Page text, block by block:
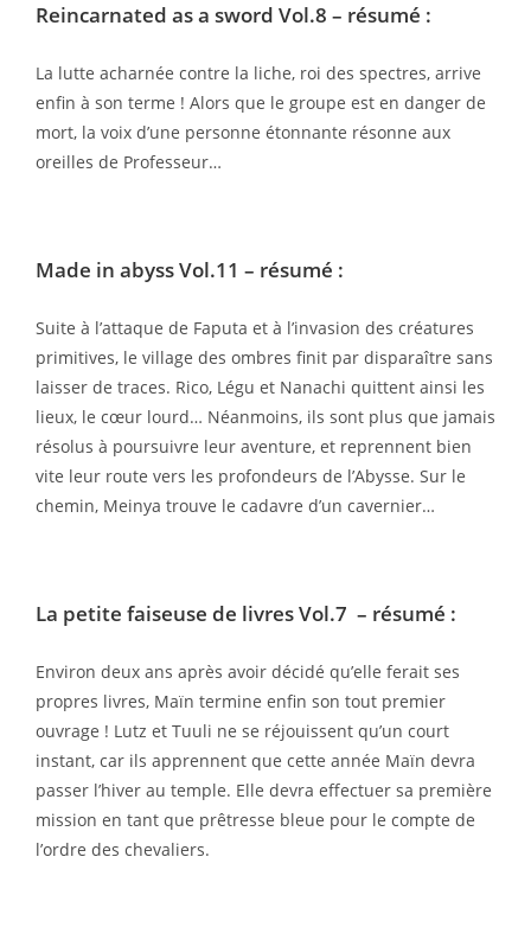
Reincarnated as a sword Vol.8 – résumé :
La lutte acharnée contre la liche, roi des spectres, arrive
enfin à son terme ! Alors que le groupe est en danger de
mort, la voix d’une personne étonnante résonne aux
oreilles de Professeur…
Made in abyss Vol.11 – résumé :
Suite à l’attaque de Faputa et à l’invasion des créatures
primitives, le village des ombres finit par disparaître sans
laisser de traces. Rico, Légu et Nanachi quittent ainsi les
lieux, le cœur lourd… Néanmoins, ils sont plus que jamais
résolus à poursuivre leur aventure, et reprennent bien
vite leur route vers les profondeurs de l’Abysse. Sur le
chemin, Meinya trouve le cadavre d’un cavernier…
La petite faiseuse de livres Vol.7 – résumé :
Environ deux ans après avoir décidé qu’elle ferait ses
propres livres, Maïn termine enfin son tout premier
ouvrage ! Lutz et Tuuli ne se réjouissent qu’un court
instant, car ils apprennent que cette année Maïn devra
passer l’hiver au temple. Elle devra effectuer sa première
mission en tant que prêtresse bleue pour le compte de
l’ordre des chevaliers.